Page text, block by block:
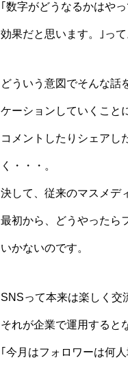
｢数字がどうなるかはや
効果だと思います。｣って
どういう意図でそんな話
ケーションしていくこと
コメントしたりシェアし
く・・・。
決して、従来のマスメデ
最初から、どうやったら
いかないのです。
SNSって本来は楽しく交
それが企業で運用すると
｢今月はフォロワーは何